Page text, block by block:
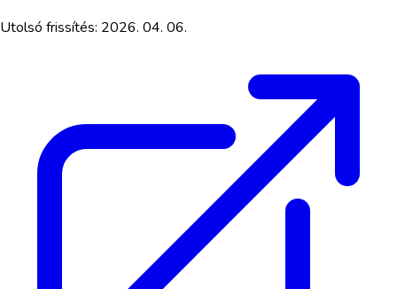
Utolsó frissítés: 2026. 04. 06.